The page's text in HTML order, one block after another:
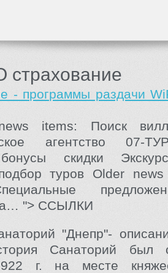
страхование
- программы раздачи
items: Поиск
агентство 07-
скидки
туров Older
"> ССЫЛКИ
"Днепр"-
Санаторий был
г. на месте